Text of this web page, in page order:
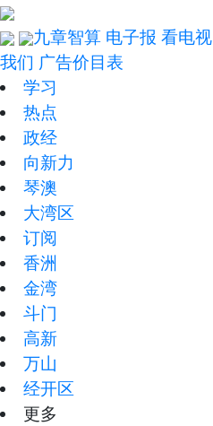
九章智算 电子报 看电视
我们 广告价目表
学习
热点
政经
向新力
琴澳
大湾区
订阅
香洲
金湾
斗门
高新
万山
经开区
更多